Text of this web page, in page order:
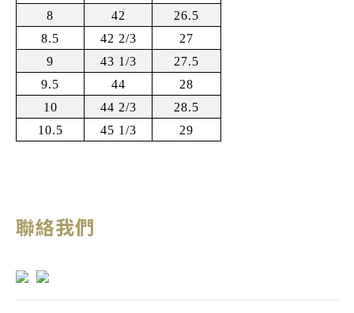
8
42
26.5
8.5
42 2/3
27
9
43 1/3
27.5
9.5
44
28
10
44 2/3
28.5
10.5
45 1/3 29
聯絡我們